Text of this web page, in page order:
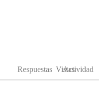
Respuestas Vistas
Actividad